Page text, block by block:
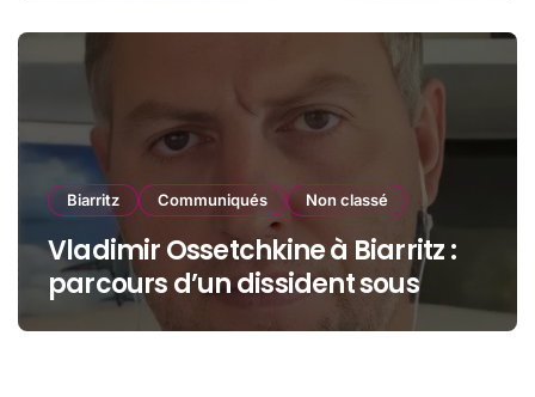
Biarritz Communiqués Non classé
Vladimir Ossetchkine à Biarritz :
parcours d’un dissident sous
protection